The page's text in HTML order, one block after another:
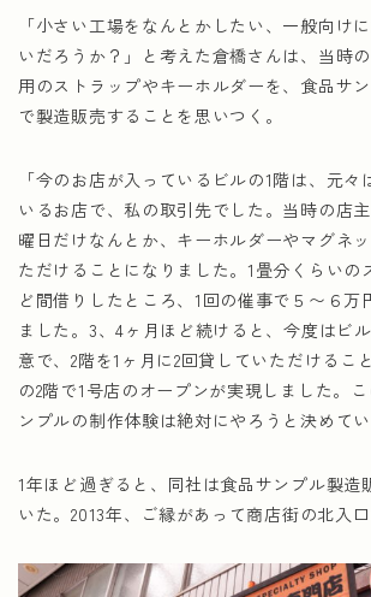
「小さい工場をなんとかしたい、一般向け
いだろうか？」と考えた倉橋さんは、当時
用のストラップやキーホルダーを、食品サ
で製造販売することを思いつく。
「今のお店が入っているビルの1階は、元々
いるお店で、私の取引先でした。当時の店
曜日だけなんとか、キーホルダーやマグネ
ただけることになりました。1畳分くらいの
ど間借りしたところ、1回の催事で５〜６万
ました。3、4ヶ月ほど続けると、今度はビ
意で、2階を1ヶ月に2回貸していただけるこ
の2階で1号店のオープンが実現しました。
ンプルの制作体験は絶対にやろうと決めてい
1年ほど過ぎると、同社は食品サンプル製造
いた。2013年、ご縁があって商店街の北入口